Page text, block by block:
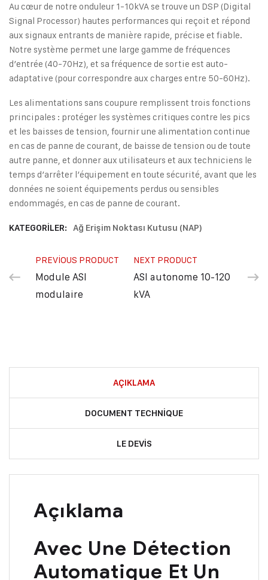
Au cœur de notre onduleur 1-10kVA se trouve un DSP (Digital
Signal Processor) hautes performances qui reçoit et répond
aux signaux entrants de manière rapide, précise et fiable.
Notre système permet une large gamme de fréquences
d’entrée (40-70Hz), et sa fréquence de sortie est auto-
adaptative (pour correspondre aux charges entre 50-60Hz).
Les alimentations sans coupure remplissent trois fonctions
principales : protéger les systèmes critiques contre les pics
et les baisses de tension, fournir une alimentation continue
en cas de panne de courant, de baisse de tension ou de toute
autre panne, et donner aux utilisateurs et aux techniciens le
temps d’arrêter l’équipement en toute sécurité, avant que les
données ne soient équipements perdus ou sensibles
endommagés, en cas de panne de courant.
KATEGORILER: Ağ Erişim Noktası Kutusu (NAP)
PREVIOUS PRODUCT
Module ASI
modulaire
NEXT PRODUCT
ASI autonome 10-120
kVA
AÇIKLAMA
DOCUMENT TECHNIQUE
LE DEVIS
Açıklama
Avec Une Détection
Automatique Et Un